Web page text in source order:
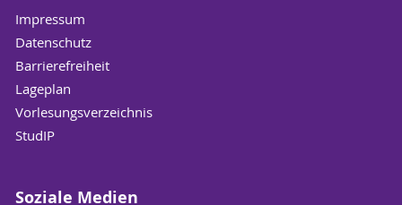
Impressum
Datenschutz
Barrierefreiheit
Lageplan
Vorlesungsverzeichnis
StudIP
Soziale Medien